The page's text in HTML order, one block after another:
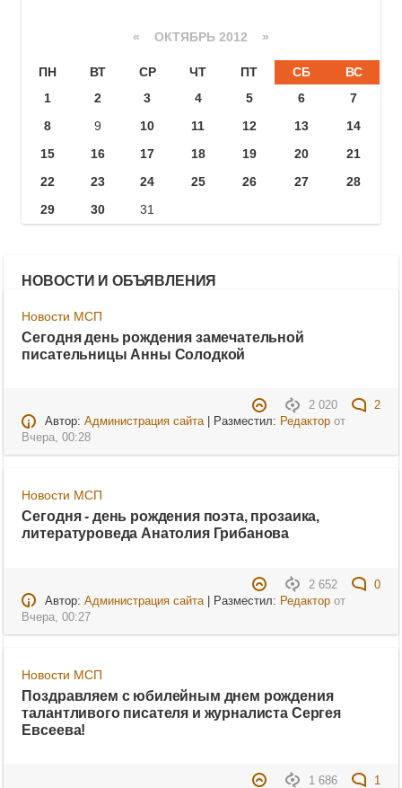
« ОКТЯБРЬ 2012 »
ПН ВТ СР ЧТ ПТ СБ
ВС
1
2 3 4 5 6
7
8
9 10 11 12 13
14
15
16 17 18 19 20
21
22
23 24 25 26 27
28
29
30 31
НОВОСТИ И ОБЪЯВЛЕНИЯ
Новости МСП
Сегодня день рождения замечательной
писательницы Анны Солодкой
2 020
2
Автор: Администрация сайта| Разместил: Редакторот
Вчера, 00:28
Новости МСП
Сегодня - день рождения поэта, прозаика,
литературоведа Анатолия Грибанова
2 652
0
Автор: Администрация сайта| Разместил: Редакторот
Вчера, 00:27
Новости МСП
Поздравляем с юбилейным днем рождения
талантливого писателя и журналиста Сергея
Евсеева!
1 686
1